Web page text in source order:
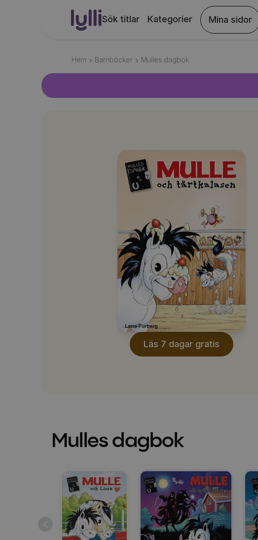
Sök titlar Kategorier Mina sidor
Hem Barnböcker Mulles dagbok
Läs 7 dagar gratis
Mulles dagbok